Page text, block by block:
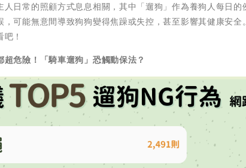
日常的照顧方式息息相關，其中「遛狗」作為養狗人每日
，可能無意間導致狗狗變得焦躁或失控，甚至影響其健康安
！
危險！「騎車遛狗」恐觸動保法？